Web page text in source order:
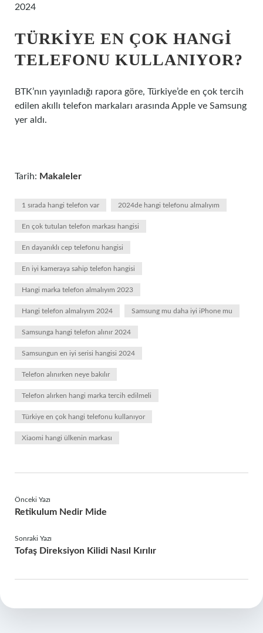
2024
TÜRKIYE EN ÇOK HANGI
TELEFONU KULLANIYOR?
BTK’nın yayınladığı rapora göre, Türkiye’de en çok tercih
edilen akıllı telefon markaları arasında Apple ve Samsung
yer aldı.
Tarih: Makaleler
1 sırada hangi telefon var 2024de hangi telefonu almalıyım
En çok tutulan telefon markası hangisi
En dayanıklı cep telefonu hangisi
En iyi kameraya sahip telefon hangisi
Hangi marka telefon almalıyım 2023
Hangi telefon almalıyım 2024 Samsung mu daha iyi iPhone mu
Samsunga hangi telefon alınır 2024
Samsungun en iyi serisi hangisi 2024
Telefon alınırken neye bakılır
Telefon alırken hangi marka tercih edilmeli
Türkiye en çok hangi telefonu kullanıyor
Xiaomi hangi ülkenin markası
Önceki Yazı
Retikulum Nedir Mide
Sonraki Yazı
Tofaş Direksiyon Kilidi Nasıl Kırılır